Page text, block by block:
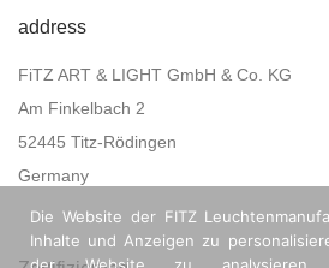
address
FiTZ ART & LIGHT GmbH & Co. KG
Am Finkelbach 2
52445 Titz-Rödingen
Germany
Die Website der FITZ
Inhalte und Anzeigen zu